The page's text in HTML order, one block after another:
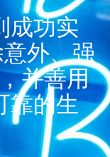
成功实
外、强
并善用
靠的生